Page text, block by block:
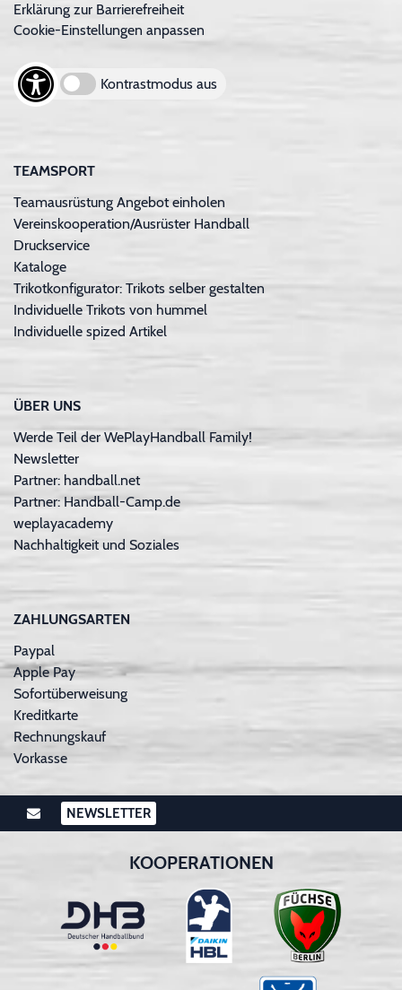
Erklärung zur Barrierefreiheit
Cookie-Einstellungen anpassen
Kontrastmodus aus
TEAMSPORT
Teamausrüstung Angebot einholen
Vereinskooperation/Ausrüster Handball
Druckservice
Kataloge
Trikotkonfigurator: Trikots selber gestalten
Individuelle Trikots von hummel
Individuelle spized Artikel
ÜBER UNS
Werde Teil der WePlayHandball Family!
Newsletter
Partner: handball.net
Partner: Handball-Camp.de
weplayacademy
Nachhaltigkeit und Soziales
ZAHLUNGSARTEN
Paypal
Apple Pay
Sofortüberweisung
Kreditkarte
Rechnungskauf
Vorkasse
NEWSLETTER
KOOPERATIONEN